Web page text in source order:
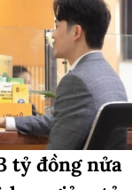
tỷ đồng nửa